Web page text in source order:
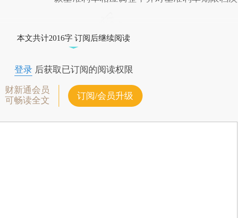
本文共计2016字 订阅后继续阅读
登录后获取已订阅的阅读权限
财新通会员
可畅读全文
订阅/会员升级